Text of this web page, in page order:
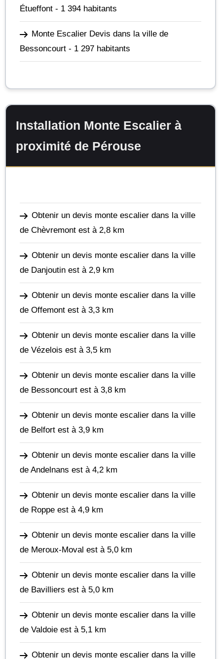
Étueffont - 1 394 habitants
Monte Escalier Devis dans la ville de
Bessoncourt - 1 297 habitants
Installation Monte Escalier à
proximité de Pérouse
Obtenir un devis monte escalier dans la ville
de Chèvremont est à 2,8 km
Obtenir un devis monte escalier dans la ville
de Danjoutin est à 2,9 km
Obtenir un devis monte escalier dans la ville
de Offemont est à 3,3 km
Obtenir un devis monte escalier dans la ville
de Vézelois est à 3,5 km
Obtenir un devis monte escalier dans la ville
de Bessoncourt est à 3,8 km
Obtenir un devis monte escalier dans la ville
de Belfort est à 3,9 km
Obtenir un devis monte escalier dans la ville
de Andelnans est à 4,2 km
Obtenir un devis monte escalier dans la ville
de Roppe est à 4,9 km
Obtenir un devis monte escalier dans la ville
de Meroux-Moval est à 5,0 km
Obtenir un devis monte escalier dans la ville
de Bavilliers est à 5,0 km
Obtenir un devis monte escalier dans la ville
de Valdoie est à 5,1 km
Obtenir un devis monte escalier dans la ville